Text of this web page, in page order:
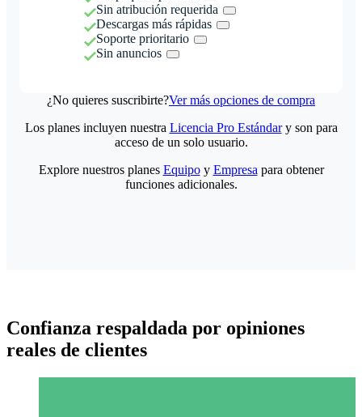
Sin atribución requerida
Descargas más rápidas
Soporte prioritario
Sin anuncios
¿No quieres suscribirte?Ver más opciones de compra
Los planes incluyen nuestra Licencia Pro Estándary son para
acceso de un solo usuario.
Explore nuestros planes Equipoy Empresa para obtener
funciones adicionales.
Confianza respaldada por opiniones
reales de clientes